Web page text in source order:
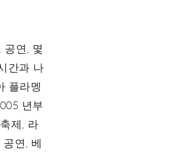
공연, 몇
간과 나
플라멩
년부
제, 라
연, 베